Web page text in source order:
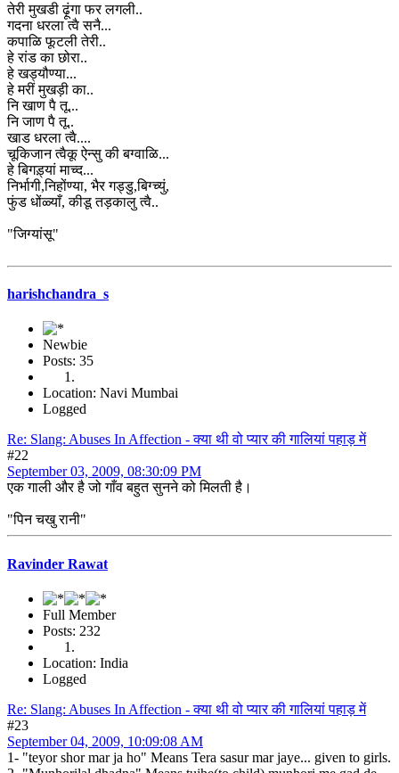
तेरी मुखडी ढ़ूंगा फर लगली..
गदना धरला त्वै सनै...
कपाळि फूटली तेरी..
हे रांड का छोरा..
हे खड्यौण्या...
हे मरीं मुखड़ी का..
नि खाण पै तू...
नि जाण पै तू..
खाड धरला त्वै....
चूकिजान त्वैकू ऐन्सु की बग्वाळि...
हे बिगड़्यां माच्द...
निर्भागी,निहोंण्या, भैर गड्डु,बिग्च्युं,
फुंड धोंळ्याँ, कीडू तड़कालु त्वै..
"जिग्यांसू"
harishchandra_s
Newbie
Posts: 35
Location: Navi Mumbai
Logged
Re: Slang: Abuses In Affection - क्या थी वो प्यार की गालियां पहाड़ में
#22
September 03, 2009, 08:30:09 PM
एक गाली और है जो गाँव बहुत सुनने को मिलती है।
"पिन चखु रानी"
Ravinder Rawat
Full Member
Posts: 232
Location: India
Logged
Re: Slang: Abuses In Affection - क्या थी वो प्यार की गालियां पहाड़ में
#23
September 04, 2009, 10:09:08 AM
1- "teyor shor mar ja ho" Means Tera sasur mar jaye... given to girls.